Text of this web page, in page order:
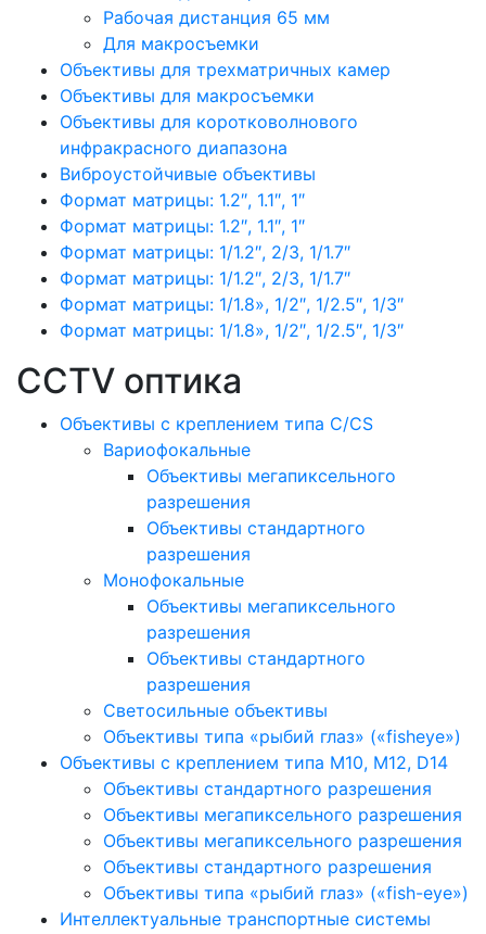
Рабочая дистанция 65 мм
Для макросъемки
Объективы для трехматричных камер
Объективы для макросъемки
Объективы для коротковолнового
инфракрасного диапазона
Виброустойчивые объективы
Формат матрицы: 1.2″, 1.1″, 1″
Формат матрицы: 1.2″, 1.1″, 1″
Формат матрицы: 1/1.2″, 2/3, 1/1.7″
Формат матрицы: 1/1.2″, 2/3, 1/1.7″
Формат матрицы: 1/1.8», 1/2″, 1/2.5″, 1/3″
Формат матрицы: 1/1.8», 1/2″, 1/2.5″, 1/3″
CCTV оптика
Объективы с креплением типа C/CS
Вариофокальные
Объективы мегапиксельного
разрешения
Объективы стандартного
разрешения
Монофокальные
Объективы мегапиксельного
разрешения
Объективы стандартного
разрешения
Светосильные объективы
Объективы типа «рыбий глаз» («fisheye»)
Объективы с креплением типа M10, M12, D14
Объективы стандартного разрешения
Объективы мегапиксельного разрешения
Объективы мегапиксельного разрешения
Объективы стандартного разрешения
Объективы типа «рыбий глаз» («fish-eye»)
Интеллектуальные транспортные системы